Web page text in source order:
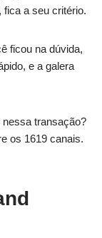
fica a seu critério.
ficou na dúvida,
e a galera
transação?
os 1619 canais.